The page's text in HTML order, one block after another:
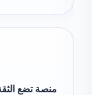
منصة تضع الثقة أولًا